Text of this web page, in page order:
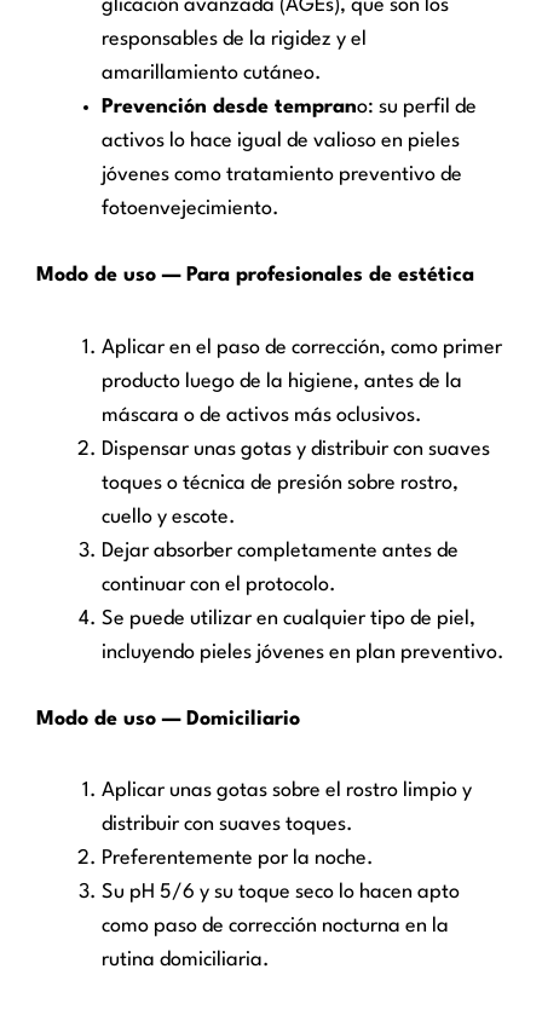
glicación avanzada (AGEs), que son los
responsables de la rigidez y el
amarillamiento cutáneo.
Prevención desde temprano: su perfil de
activos lo hace igual de valioso en pieles
jóvenes como tratamiento preventivo de
fotoenvejecimiento.
Modo de uso — Para profesionales de estética
Aplicar en el paso de corrección, como primer
producto luego de la higiene, antes de la
máscara o de activos más oclusivos.
Dispensar unas gotas y distribuir con suaves
toques o técnica de presión sobre rostro,
cuello y escote.
Dejar absorber completamente antes de
continuar con el protocolo.
Se puede utilizar en cualquier tipo de piel,
incluyendo pieles jóvenes en plan preventivo.
Modo de uso — Domiciliario
Aplicar unas gotas sobre el rostro limpio y
distribuir con suaves toques.
Preferentemente por la noche.
Su pH 5/6 y su toque seco lo hacen apto
como paso de corrección nocturna en la
rutina domiciliaria.